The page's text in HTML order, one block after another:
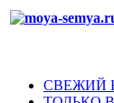
СВЕЖИЙ